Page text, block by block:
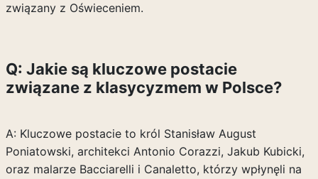
związany z Oświeceniem.
Q: Jakie są kluczowe postacie
związane z klasycyzmem w Polsce?
A: Kluczowe postacie to król Stanisław August
Poniatowski, architekci Antonio Corazzi, Jakub Kubicki,
oraz malarze Bacciarelli i Canaletto, którzy wpłynęli na